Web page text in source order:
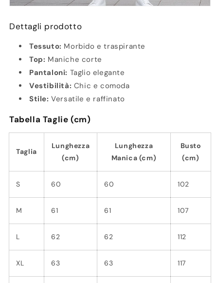
Dettagli prodotto
Tessuto: Morbido e traspirante
Top: Maniche corte
Pantaloni: Taglio elegante
Vestibilità: Chic e comoda
Stile: Versatile e raffinato
Tabella Taglie (cm)
Taglia
Lunghezza
(cm)
Lunghezza
Manica (cm)
Busto
(cm)
S 60 60 102
M 61 61 107
L 62 62 112
XL 63 63 117